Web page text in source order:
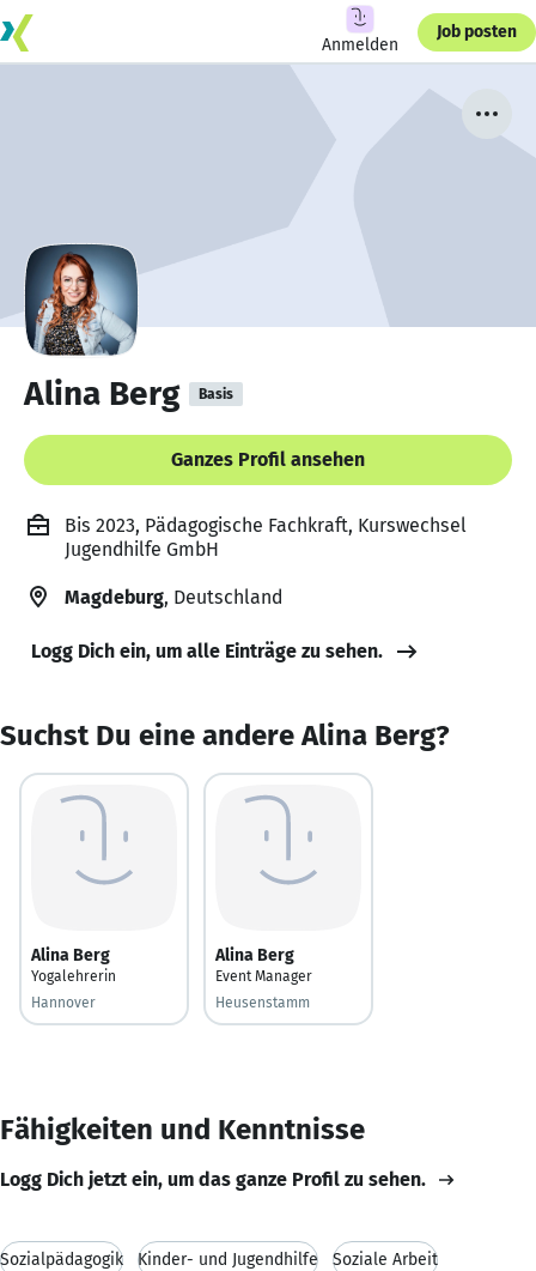
Anmelden
Job posten
Alina Berg Basis
Ganzes Profil ansehen
Bis 2023, Pädagogische Fachkraft, Kurswechsel
Jugendhilfe GmbH
Magdeburg, Deutschland
Logg Dich ein, um alle Einträge zu sehen.
Suchst Du eine andere Alina Berg?
Alina Berg
Yogalehrerin
Hannover
Alina Berg
Event Manager
Heusenstamm
Fähigkeiten und Kenntnisse
Logg Dich jetzt ein, um das ganze Profil zu sehen.
Sozialpädagogik Kinder- und Jugendhilfe Soziale Arbeit